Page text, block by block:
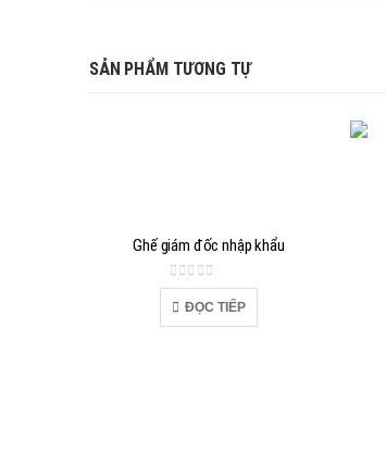
SẢN PHẨM TƯƠNG TỰ
Ghế giám đốc nhập khẩu
0out of 5
ĐỌC TIẾP